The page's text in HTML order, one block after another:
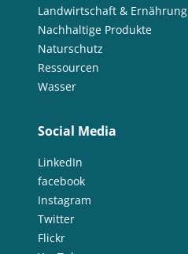
Landwirtschaft & Ernährung
Nachhaltige Produkte
Naturschutz
Ressourcen
Wasser
Social Media
LinkedIn
facebook
Instagram
Twitter
Flickr